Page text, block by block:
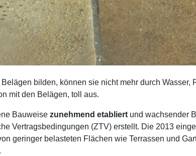
bilden, können sie nicht mehr durch
mit den Belägen, toll aus.
Bauweise zunehmend etabliert und wachsender
Vertragsbedingungen (ZTV) erstellt. Die 2013
geringer belasteten Flächen wie Terrassen und